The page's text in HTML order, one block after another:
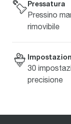
Pressatura
Pressino
rimovibile
30
precisione